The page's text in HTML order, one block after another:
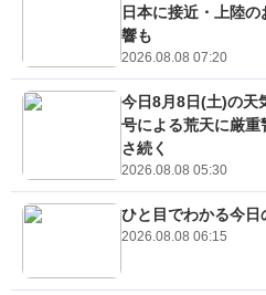
日本に接近・上陸
響も
2026.08.08 07:20
今日8月8日(土)の
号による荒天に厳
さ続く
2026.08.08 05:30
ひと目でわかる今
2026.08.08 06:15